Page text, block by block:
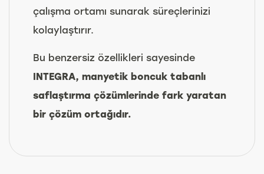
çalışma ortamı sunarak süreçlerinizi
kolaylaştırır.
Bu benzersiz özellikleri sayesinde
INTEGRA, manyetik boncuk tabanlı
saflaştırma çözümlerinde fark yaratan
bir çözüm ortağıdır.